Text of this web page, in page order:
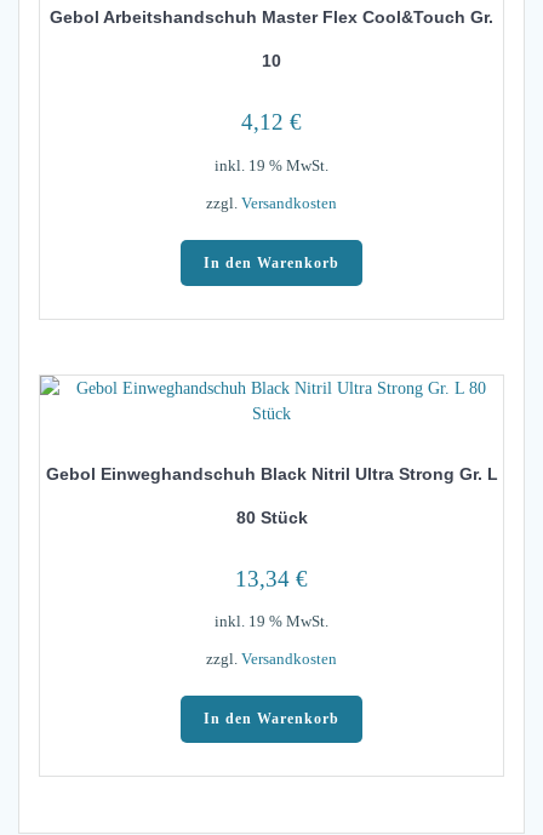
Gebol Arbeitshandschuh Master Flex Cool&Touch Gr.
10
4,12 €
inkl. 19 % MwSt.
zzgl. Versandkosten
In den Warenkorb
Gebol Einweghandschuh Black Nitril Ultra Strong Gr. L
80 Stück
13,34 €
inkl. 19 % MwSt.
zzgl. Versandkosten
In den Warenkorb